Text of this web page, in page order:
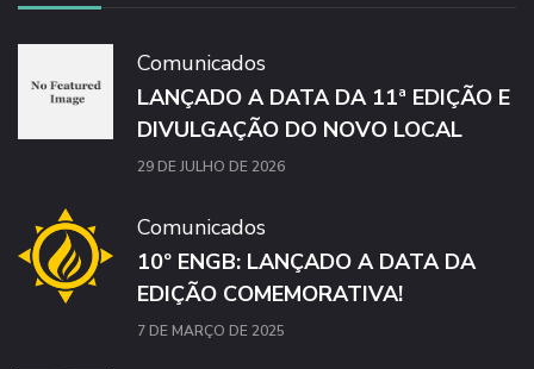
Comunicados
LANÇADO A DATA DA 11ª EDIÇÃO E
DIVULGAÇÃO DO NOVO LOCAL
29 DE JULHO DE 2026
Comunicados
10º ENGB: LANÇADO A DATA DA
EDIÇÃO COMEMORATIVA!
7 DE MARÇO DE 2025